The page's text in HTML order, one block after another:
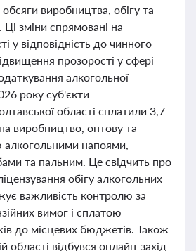
виробництва, обігу та
Ці зміни спрямовані на
у відповідність до чинного
прозорості у сфері
алкогольної
року суб'єкти
області сплатили 3,7
виробництво, оптову та
алкогольними напоями,
та пальним. Це свідчить про
обігу алкогольних
важливість контролю за
вимог і сплатою
до місцевих бюджетів. Також
області відбувся онлайн-захід